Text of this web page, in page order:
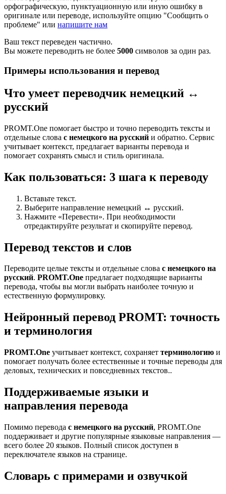
орфографическую, пунктуационную или иную ошибку в
оригинале или переводе, используйте опцию "Сообщить о
проблеме" или напишите нам
Ваш текст переведен частично.
Вы можете переводить не более 5000 символов за один раз.
Примеры использования и перевод
Что умеет переводчик немецкий ↔
русский
PROMT.One помогает быстро и точно переводить тексты и
отдельные слова с немецкого на русский и обратно. Сервис
учитывает контекст, предлагает варианты перевода и
помогает сохранять смысл и стиль оригинала.
Как пользоваться: 3 шага к переводу
Вставьте текст.
Выберите направление немецкий ↔ русский.
Нажмите «Перевести». При необходимости
отредактируйте результат и скопируйте перевод.
Перевод текстов и слов
Переводите целые тексты и отдельные слова с немецкого на
русский. PROMT.One предлагает подходящие варианты
перевода, чтобы вы могли выбрать наиболее точную и
естественную формулировку.
Нейронный перевод PROMT: точность
и терминология
PROMT.One учитывает контекст, сохраняет терминологию и
помогает получать более естественные и точные переводы для
деловых, технических и повседневных текстов..
Поддерживаемые языки и
направления перевода
Помимо перевода с немецкого на русский, PROMT.One
поддерживает и другие популярные языковые направления —
всего более 20 языков. Полный список доступен в
переключателе языков на странице.
Словарь с примерами и озвучкой